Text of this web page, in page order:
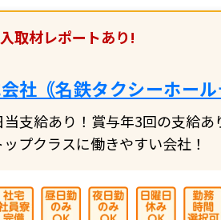
取材レポートあり!
社｟名鉄タクシーホール
支給あり！賞与年3回の支給
プクラスに働きやすい会社！